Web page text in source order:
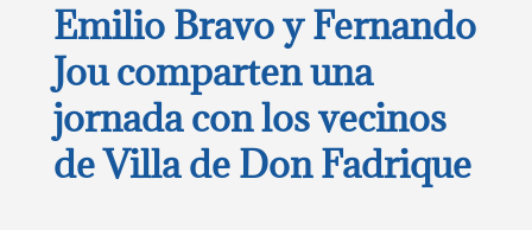
Emilio Bravo y Fernando
Jou comparten una
jornada con los vecinos
de Villa de Don Fadrique